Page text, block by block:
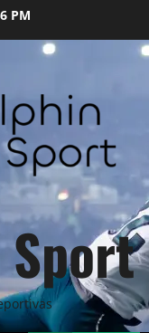
PM